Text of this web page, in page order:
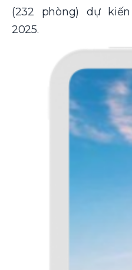
(232 phòng) dự
2025.